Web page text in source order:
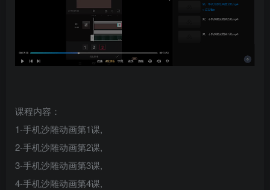
课程内容：
1-手机沙雕动画第1课,
2-手机沙雕动画第2课,
3-手机沙雕动画第3课,
4-手机沙雕动画第4课,